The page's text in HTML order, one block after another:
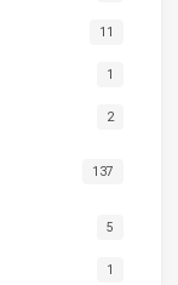
11
1
2
137
5
1